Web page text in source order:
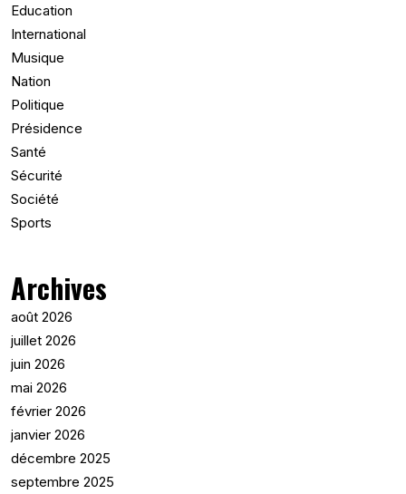
Education
International
Musique
Nation
Politique
Présidence
Santé
Sécurité
Société
Sports
Archives
août 2026
juillet 2026
juin 2026
mai 2026
février 2026
janvier 2026
décembre 2025
septembre 2025